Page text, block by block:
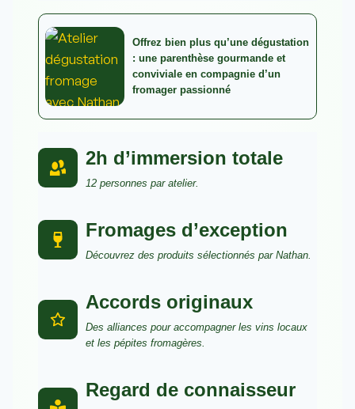
Offrez bien plus qu’une dégustation
: une parenthèse gourmande et
conviviale en compagnie d’un
fromager passionné
2h d’immersion totale
12 personnes par atelier.
Fromages d’exception
Découvrez des produits sélectionnés par Nathan.
Accords originaux
Des alliances pour accompagner les vins locaux
et les pépites fromagères.
Regard de connaisseur